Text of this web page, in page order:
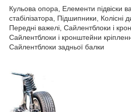
Кульова опора, Елементи підвіски
стабілізатора, Підшипники, Колісні
Передні важелі, Сайлентблоки і
Сайлентблоки і кронштейни
Сайлентблоки задньої балки